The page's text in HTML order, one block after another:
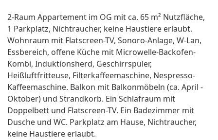
2-Raum Appartement im OG mit ca. 65 m² Nutzfläche,
1 Parkplatz, Nichtraucher, keine Haustiere erlaubt.
Wohnraum mit Flatscreen-TV, Sonoro-Anlage, W-Lan,
Essbereich, offene Küche mit Microwelle-Backofen-
Kombi, Induktionsherd, Geschirrspüler,
Heißluftfritteuse, Filterkaffeemaschine, Nespresso-
Kaffeemaschine. Balkon mit Balkonmöbeln (ca. April -
Oktober) und Strandkorb. Ein Schlafraum mit
Doppelbett und Flatscreen-TV. Ein Badezimmer mit
Dusche und WC. Parkplatz am Hause, Nichtraucher,
keine Haustiere erlaubt.